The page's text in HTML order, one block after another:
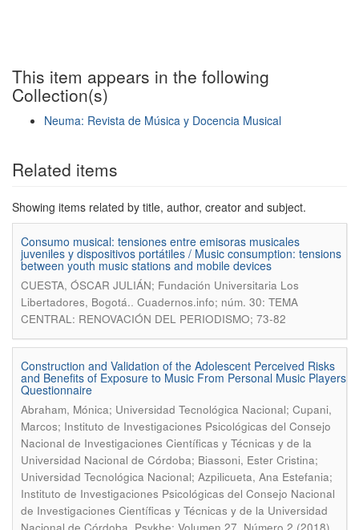
This item appears in the following
Collection(s)
Neuma: Revista de Música y Docencia Musical
Related items
Showing items related by title, author, creator and subject.
Consumo musical: tensiones entre emisoras musicales
juveniles y dispositivos portátiles / Music consumption: tensions
between youth music stations and mobile devices
CUESTA, ÓSCAR JULIÁN; Fundación Universitaria Los
Libertadores, Bogotá.. Cuadernos.info; núm. 30: TEMA
CENTRAL: RENOVACIÓN DEL PERIODISMO; 73-82
Construction and Validation of the Adolescent Perceived Risks
and Benefits of Exposure to Music From Personal Music Players
Questionnaire
Abraham, Mónica; Universidad Tecnológica Nacional; Cupani,
Marcos; Instituto de Investigaciones Psicológicas del Consejo
Nacional de Investigaciones Científicas y Técnicas y de la
Universidad Nacional de Córdoba; Biassoni, Ester Cristina;
Universidad Tecnológica Nacional; Azpilicueta, Ana Estefania;
Instituto de Investigaciones Psicológicas del Consejo Nacional
de Investigaciones Científicas y Técnicas y de la Universidad